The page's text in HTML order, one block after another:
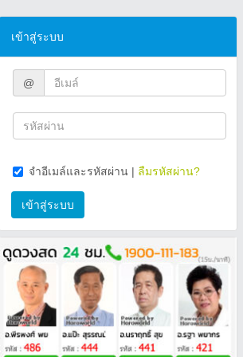
เข้าสู่ระบบ
@
จำอีเมล์และรหัสผ่าน | ลืมรหัสผ่าน?
เข้าสู่ระบบ